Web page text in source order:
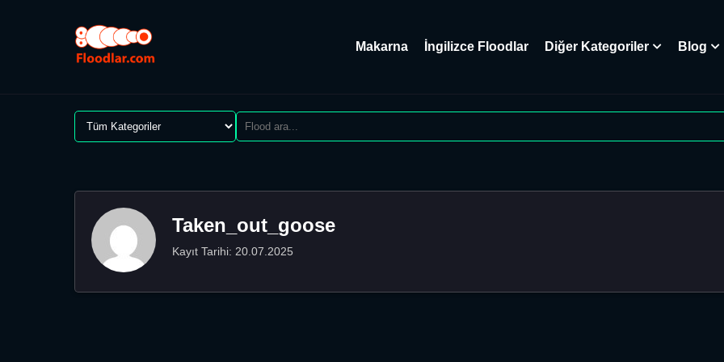
Makarna İngilizce Floodlar Diğer Kategoriler Blog
Taken_out_goose
Kayıt Tarihi: 20.07.2025